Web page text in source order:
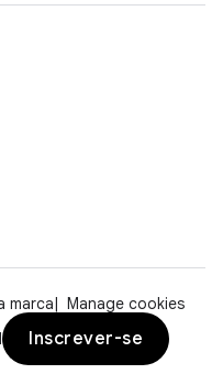
marca
Manage cookies
Inscrever-se